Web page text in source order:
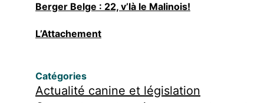
Berger Belge : 22, v’là le Malinois!
L’Attachement
Catégories
Actualité canine et législation